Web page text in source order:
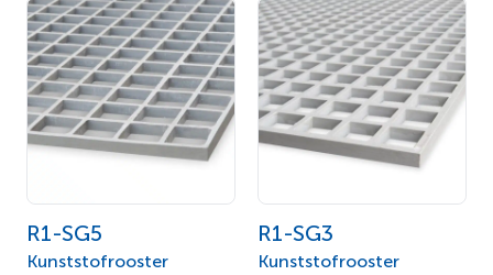
R1-SG5
Kunststofrooster
R1-SG3
Kunststofrooster